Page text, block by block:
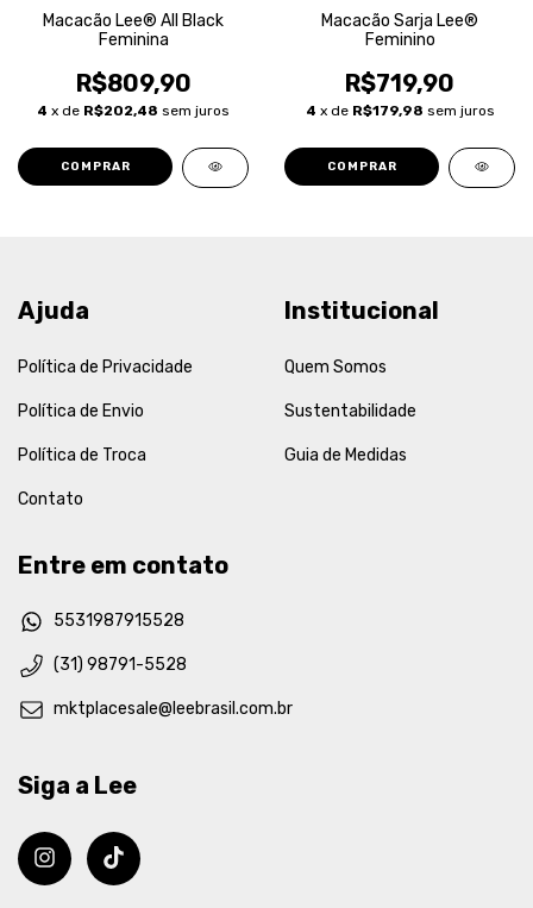
Macacão Lee® All Black
Feminina
R$809,90
4 x de R$202,48 sem juros
COMPRAR
Macacão Sarja Lee®
Feminino
R$719,90
4 x de R$179,98 sem juros
COMPRAR
Ajuda
Política de Privacidade
Política de Envio
Política de Troca
Contato
Institucional
Quem Somos
Sustentabilidade
Guia de Medidas
Entre em contato
5531987915528
(31) 98791-5528
mktplacesale@leebrasil.com.br
Siga a Lee